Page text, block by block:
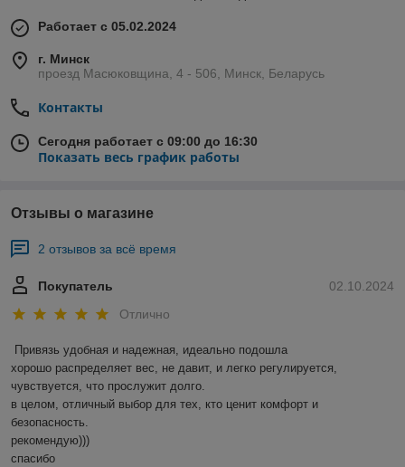
Работает с 05.02.2024
г. Минск
проезд Масюковщина, 4 - 506, Минск, Беларусь
Контакты
Сегодня работает с 09:00 до 16:30
Показать весь график работы
Отзывы о магазине
2 отзывов за всё время
02.10.2024
Покупатель
Отлично
Привязь удобная и надежная, идеально подошла
хорошо распределяет вес, не давит, и легко регулируется,
чувствуется, что прослужит долго.
в целом, отличный выбор для тех, кто ценит комфорт и
безопасность.
рекомендую)))
спасибо